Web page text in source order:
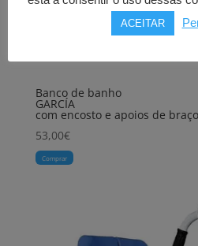
Banco de banho
GARCÍA
com encosto e apoios de
53,00€
Comprar
ACEITAR